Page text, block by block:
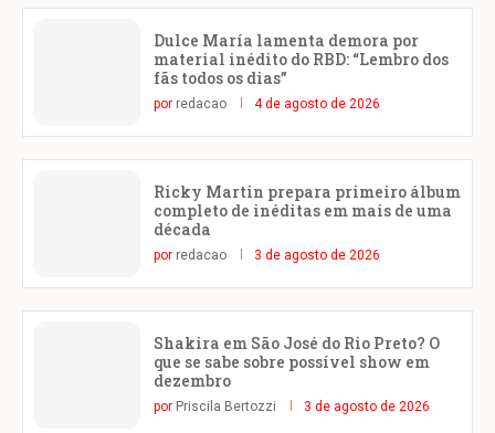
Dulce María lamenta demora por
material inédito do RBD: “Lembro dos
fãs todos os dias”
por redacao 4 de agosto de 2026
Ricky Martin prepara primeiro álbum
completo de inéditas em mais de uma
década
por redacao 3 de agosto de 2026
Shakira em São José do Rio Preto? O
que se sabe sobre possível show em
dezembro
por Priscila Bertozzi 3 de agosto de 2026